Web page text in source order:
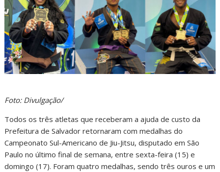
Foto: Divulgação/
Todos os três atletas que receberam a ajuda de custo da
Prefeitura de Salvador retornaram com medalhas do
Campeonato Sul-Americano de Jiu-Jitsu, disputado em São
Paulo no último final de semana, entre sexta-feira (15) e
domingo (17). Foram quatro medalhas, sendo três ouros e um